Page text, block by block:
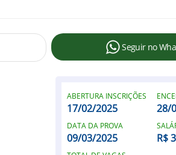
Seguir no
ABERTURA INSCRIÇÕES
17/02/2025 28/
DATA DA PROVA
09/03/2025 R$